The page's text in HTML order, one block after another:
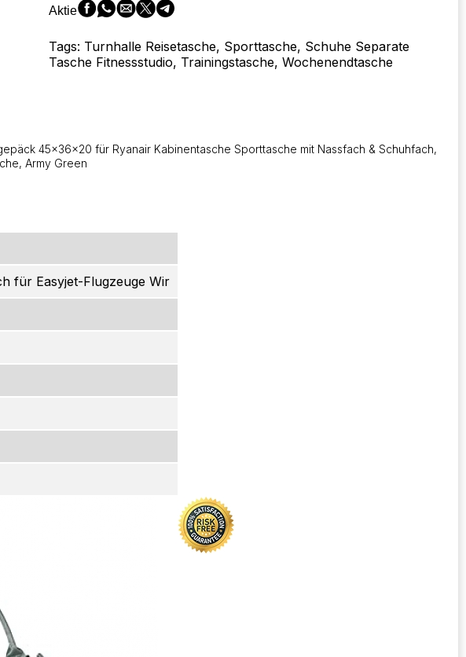
Aktie
Tags: Turnhalle Reisetasche, Sporttasche, Schuhe Separate
Tasche Fitnessstudio, Trainingstasche, Wochenendtasche
45x36x20 für Ryanair Kabinentasche Sporttasche mit Nassfach & Schuhfach,
Army Green
für Easyjet-Flugzeuge Wir